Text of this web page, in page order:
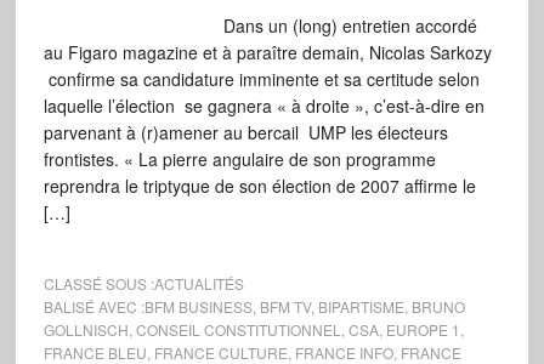
Dans un (long) entretien accordé
au Figaro magazine et à paraître demain, Nicolas Sarkozy
confirme sa candidature imminente et sa certitude selon
laquelle l’élection se gagnera « à droite », c’est-à-dire en
parvenant à (r)amener au bercail UMP les électeurs
frontistes. « La pierre angulaire de son programme
reprendra le triptyque de son élection de 2007 affirme le
[…]
CLASSÉ SOUS :ACTUALITÉS
BALISÉ AVEC :BFM BUSINESS, BFM TV, BIPARTISME BRUNO
GOLLNISCH CONSEIL CONSTITUTIONNEL CSA, EUROPE 1
FRANCE BLEU FRANCE CULTURE FRANCE INFO, FRANCE